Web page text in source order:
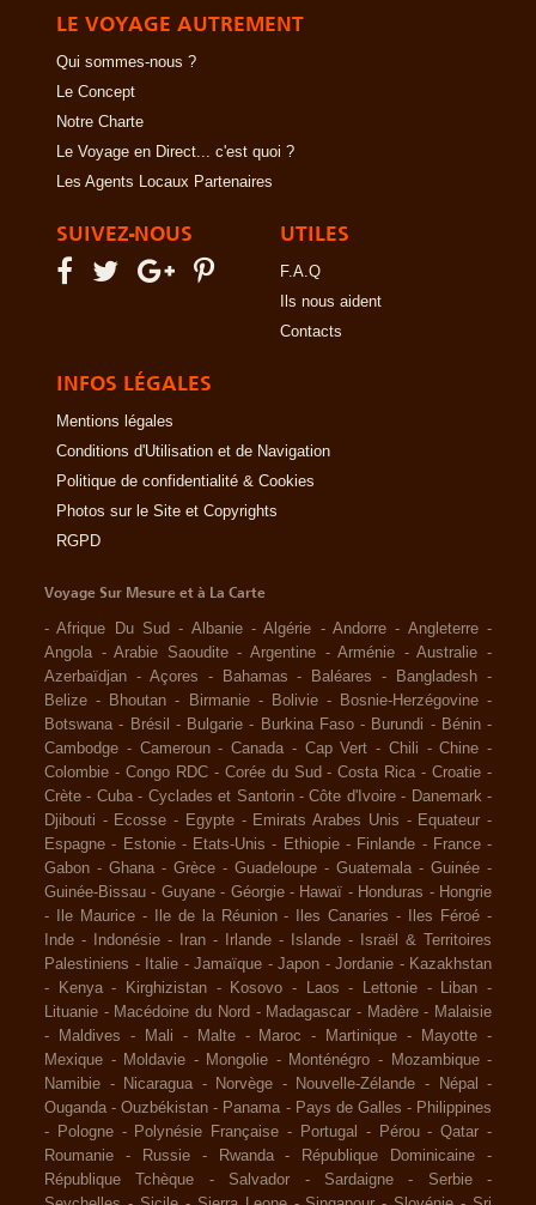
LE VOYAGE AUTREMENT
Qui sommes-nous ?
Le Concept
Notre Charte
Le Voyage en Direct... c'est quoi ?
Les Agents Locaux Partenaires
SUIVEZ-NOUS UTILES
F.A.Q
Ils nous aident
Contacts
INFOS LÉGALES
Mentions légales
Conditions d'Utilisation et de Navigation
Politique de confidentialité & Cookies
Photos sur le Site et Copyrights
RGPD
Voyage Sur Mesure et à La Carte
-Afrique Du Sud - Albanie -Algérie -Andorre - Angleterre -
Angola -Arabie Saoudite -Argentine -Arménie -Australie -
Azerbaïdjan - Açores - Bahamas - Baléares - Bangladesh -
Belize - Bhoutan - Birmanie - Bolivie - Bosnie-Herzégovine -
Botswana - Brésil - Bulgarie - Burkina Faso - Burundi - Bénin -
Cambodge - Cameroun - Canada - Cap Vert - Chili -Chine -
Colombie - Congo RDC - Corée du Sud -Costa Rica -Croatie -
Crète - Cuba - Cyclades et Santorin -Côte d'Ivoire - Danemark -
Djibouti - Ecosse - Egypte - Emirats Arabes Unis - Equateur -
Espagne - Estonie - Etats-Unis - Ethiopie - Finlande - France -
Gabon - Ghana - Grèce - Guadeloupe - Guatemala - Guinée -
Guinée-Bissau - Guyane - Géorgie - Hawaï - Honduras - Hongrie
-
Ile Maurice - Ile de la Réunion - Iles Canaries - Iles Féroé -
Inde - Indonésie - Iran - Irlande - Islande -
Israël & Territoires
Palestiniens - Italie - Jamaïque - Japon - Jordanie - Kazakhstan
-
Kenya - Kirghizistan - Kosovo - Laos - Lettonie - Liban -
Lituanie - Macédoine du Nord - Madagascar - Madère - Malaisie
-
Maldives - Mali - Malte - Maroc - Martinique - Mayotte -
Mexique - Moldavie - Mongolie - Monténégro - Mozambique -
Namibie - Nicaragua - Norvège - Nouvelle-Zélande - Népal
-
Ouganda -Ouzbékistan - Panama - Pays de Galles - Philippines
-
Pologne - Polynésie Française - Portugal - Pérou -Qatar -
Roumanie
- Russie - Rwanda - République Dominicaine
-
République Tchèque
- Salvador - Sardaigne - Serbie
-